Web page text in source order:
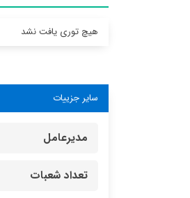
هیچ توری یافت نشد
سایر جزییات
مدیرعامل
تعداد شعبات